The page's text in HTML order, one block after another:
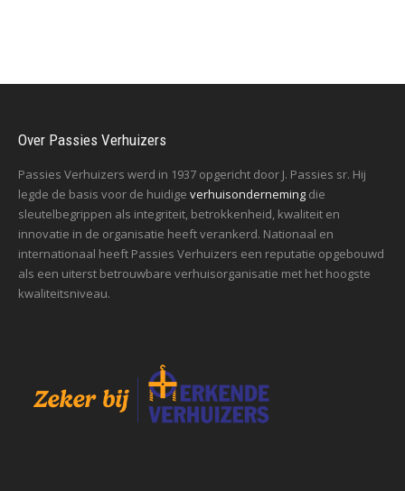
Over Passies Verhuizers
Passies Verhuizers werd in 1937 opgericht door J. Passies sr. Hij
legde de basis voor de huidige verhuisonderneming die
sleutelbegrippen als integriteit, betrokkenheid, kwaliteit en
innovatie in de organisatie heeft verankerd. Nationaal en
internationaal heeft Passies Verhuizers een reputatie opgebouwd
als een uiterst betrouwbare verhuisorganisatie met het hoogste
kwaliteitsniveau.